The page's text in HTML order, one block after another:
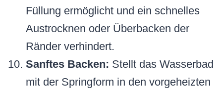
Füllung ermöglicht und ein schnelles
Austrocknen oder Überbacken der
Ränder verhindert.
Sanftes Backen: Stellt das Wasserbad
mit der Springform in den vorgeheizten